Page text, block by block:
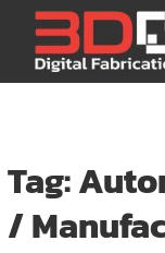
content
3DD DIGITAL
เครื่องพิมพ์3
เลเซอร์
Tag:
/